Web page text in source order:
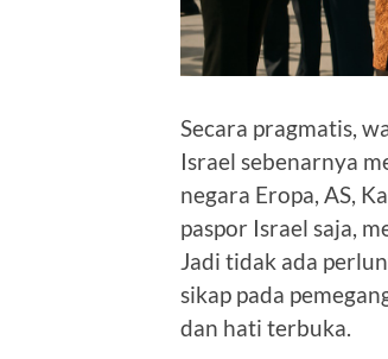
Secara pragmatis,
Israel sebenarnya
negara Eropa, AS,
paspor Israel saja,
Jadi tidak ada
sikap pada
dan hati terbuka.